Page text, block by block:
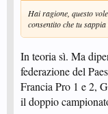
Hai ragione, questo
consentito che tu
In teoria sì. Ma
federazione del
Francia Pro 1 e 2,
il doppio